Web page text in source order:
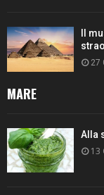
Il
27
MARE
Alla
13